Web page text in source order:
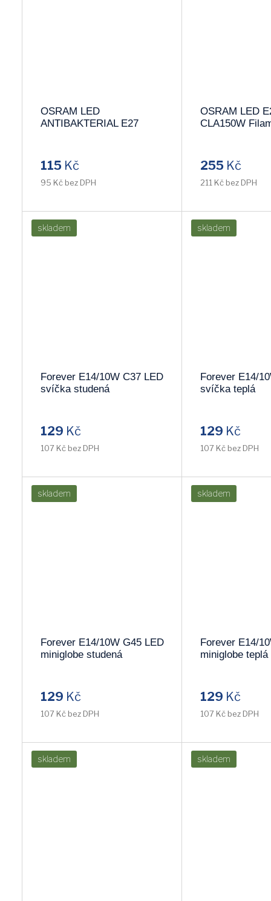
OSRAM LED
ANTIBAKTERIAL E27
115 Kč
95 Kč bez DPH
OSRAM LED
CLA150W
255 Kč
211 Kč bez DPH
skladem
Forever E14/10W C37 LED
svíčka studená
129 Kč
107 Kč bez DPH
skladem
Forever E14/
svíčka teplá
129 Kč
107 Kč bez DPH
skladem
Forever E14/10W G45 LED
miniglobe studená
129 Kč
107 Kč bez DPH
skladem
Forever E14/
miniglobe teplá
129 Kč
107 Kč bez DPH
skladem skladem